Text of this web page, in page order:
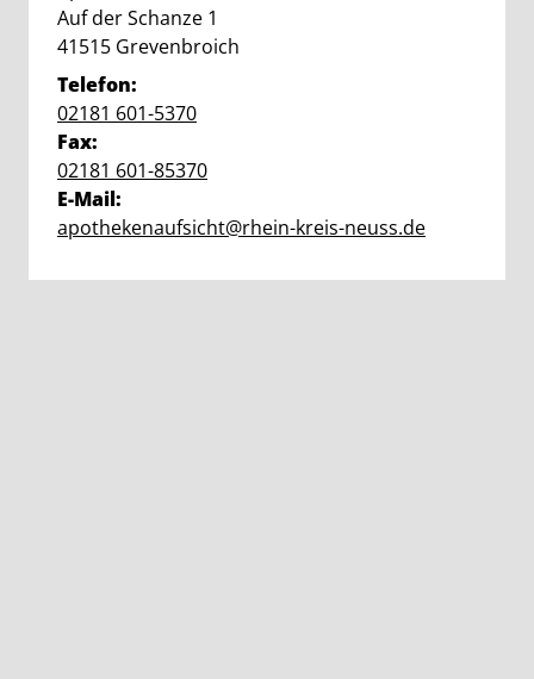
Straße:
Auf der Schanze Hausnummer:
1
PLZ:
41515 Ort:
Grevenbroich
Telefon:
02181 601-5370
Fax:
02181 601-85370
E-Mail:
apothekenaufsicht@rhein-kreis-neuss.de